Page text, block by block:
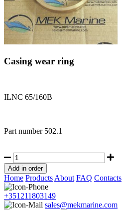
Casing wear ring
ILNC 65/160B
Part number 502.1
Home ProductsAbout FAQ Contacts
+351211803149
sales@mekmarine.com